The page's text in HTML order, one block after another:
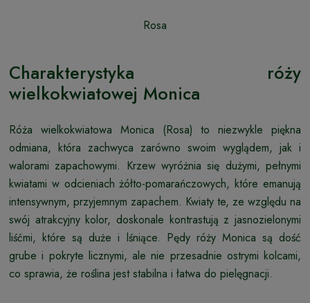
Rosa
Charakterystyka róży
wielkokwiatowej Monica
Róża wielkokwiatowa Monica (Rosa) to niezwykle piękna
odmiana, która zachwyca zarówno swoim wyglądem, jak i
walorami zapachowymi. Krzew wyróżnia się dużymi, pełnymi
kwiatami w odcieniach żółto-pomarańczowych, które emanują
intensywnym, przyjemnym zapachem. Kwiaty te, ze względu na
swój atrakcyjny kolor, doskonale kontrastują z jasnozielonymi
liśćmi, które są duże i lśniące. Pędy róży Monica są dość
grube i pokryte licznymi, ale nie przesadnie ostrymi kolcami,
co sprawia, że roślina jest stabilna i łatwa do pielęgnacji.